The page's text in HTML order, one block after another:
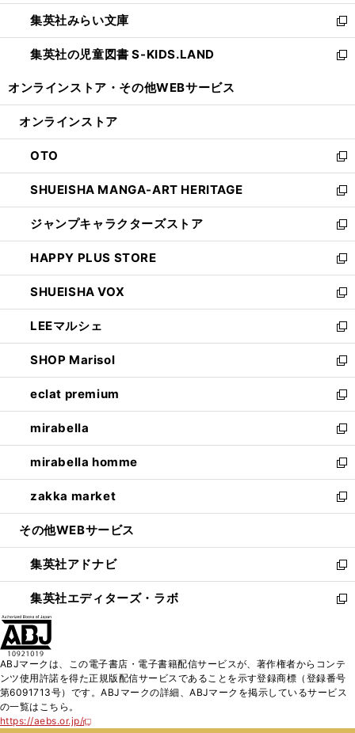
開
く
ウ
で
開
く
ン
ド
ウ
で
ウ
ィ
ン
ド
開
集英社みらい文庫
新
し
い
ン
ウ
で
開
く
集英社の児童図書 S-KIDS.LAND
新
ウ
ン
ド
ウ
で
開
く
オンラインストア・ その他WEBサービス
オンラインストア
OTO
新
し
い
ウ
ィ
ン
ド
ウ
で
開
く
SHUEISHA MANGA-ART HERITAGE
新
し
い
ウ
ィ
ン
ド
ウ
で
開
く
ジャンプキャラクターズストア
新
し
い
ウ
ィ
ン
ド
ウ
で
開
く
HAPPY PLUS STORE
新
し
い
ウ
ィ
ン
ド
ウ
で
開
く
SHUEISHA VOX
新
し
い
ウ
ィ
ン
ド
ウ
で
開
く
LEEマルシェ
新
し
い
ウ
ィ
ン
ド
ウ
で
開
く
SHOP Marisol
新
し
い
ウ
ィ
ン
ド
ウ
で
開
eclat premium
新
し
い
ウ
ィ
ン
ド
ウ
開
く
mirabella
新
し
い
ウ
ィ
ン
ウ
で
開
く
mirabella homme
新
し
い
ウ
ン
ド
ウ
で
zakka market
新
し
ウ
ィ
ン
ド
く
その他WEBサービス
集英社アドナビ
新
し
い
ド
ウ
で
集英社エディターズ・ラボ
新
ィ
ン
ABJマークは、この電子書店・電子書籍配信サービスが、著作権者からコンテ
ンツ使用許諾を得た正規版配信サービスであることを示す登録商標（登録番号
第6091713号）です。ABJマークの詳細、ABJマークを掲示しているサービス
の一覧はこちら。
https://aebs.or.jp/
新